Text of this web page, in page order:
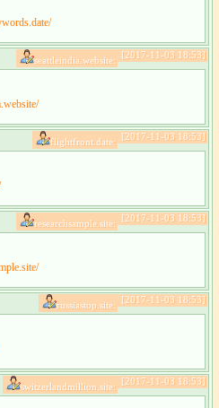
[2017-11-03 18:53]
seattleindia.website:
[2017-11-03 18:53]
flightfront.date:
[2017-11-03 18:53]
researchsample.site:
[2017-11-03 18:53]
russiastop.site:
[2017-11-03 18:53]
switzerlandmillion.site: